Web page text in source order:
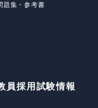
題集・参考書
員採用試験情報